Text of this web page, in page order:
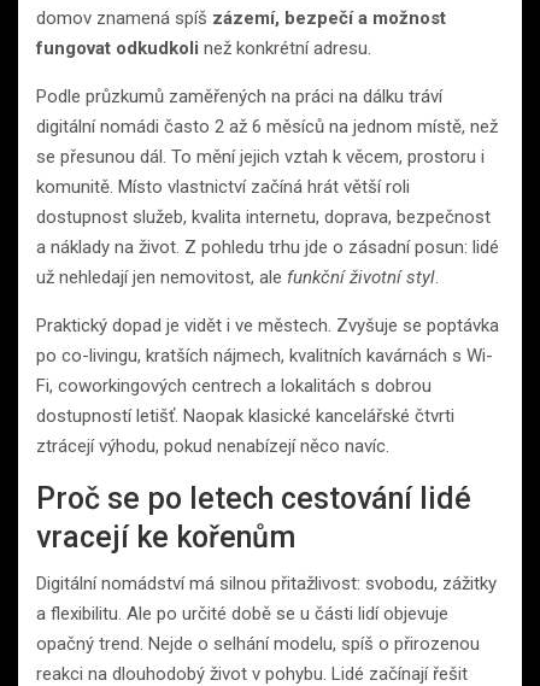
domov znamená spíš zázemí, bezpečí a možnost
fungovat odkudkoli než konkrétní adresu.
Podle průzkumů zaměřených na práci na dálku tráví
digitální nomádi často 2 až 6 měsíců na jednom místě, než
se přesunou dál. To mění jejich vztah k věcem, prostoru i
komunitě. Místo vlastnictví začíná hrát větší roli
dostupnost služeb, kvalita internetu, doprava, bezpečnost
a náklady na život. Z pohledu trhu jde o zásadní posun: lidé
už nehledají jen nemovitost, ale funkční životní styl.
Praktický dopad je vidět i ve městech. Zvyšuje se poptávka
po co-livingu, kratších nájmech, kvalitních kavárnách s Wi-
Fi, coworkingových centrech a lokalitách s dobrou
dostupností letišť. Naopak klasické kancelářské čtvrti
ztrácejí výhodu, pokud nenabízejí něco navíc.
Proč se po letech cestování lidé
vracejí ke kořenům
Digitální nomádství má silnou přitažlivost: svobodu, zážitky
a flexibilitu. Ale po určité době se u části lidí objevuje
opačný trend. Nejde o selhání modelu, spíš o přirozenou
reakci na dlouhodobý život v pohybu. Lidé začínají řešit